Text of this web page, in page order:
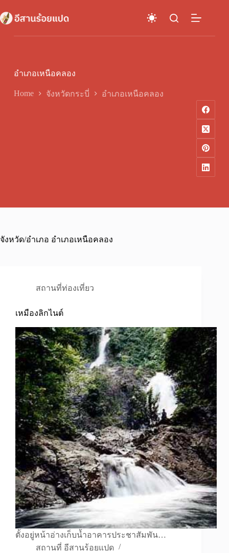
to
content
อำเภอเหนือคลอง
Home จังหวัดกระบี่ อำเภอเหนือคลอง
จังหวัด/อำเภอ อำเภอเหนือคลอง
สถานที่ท่องเที่ยว
เหมืองลิกไนต์
ตั้งอยู่หน้าอ่างเก็บน้ำอาคารประชาสัมพัน…
สถานที่ อีสานร้อยแปด